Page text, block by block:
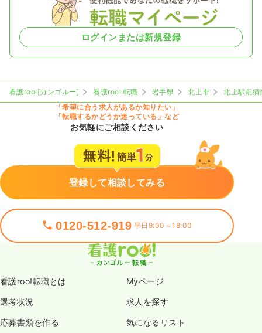
ログインまたは新規登録
看護roo![カンゴルー] 看護roo! 転職 岩手県 北上市
北上駅前病
「希望に合う求人があるか知りたい」
「転職するかどうか迷っている」など
お気軽にご相談ください
登録して相談してみる
0120-512-919 平日9:00～18:00
看護roo!転職とは Myページ
選考状況 求人を探す
応募書類を作る 気になるリスト